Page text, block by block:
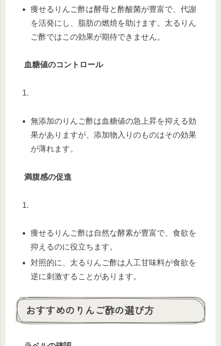
痩せるりんご酢は酵母と酢酸菌が豊富で、代謝
を活発にし、脂肪の燃焼を助けます。太るりん
ご酢ではこの効果が期待できません。
血糖値のコントロール
無添加のりんご酢は血糖値の急上昇を抑える効
果がありますが、添加物入りのものはその効果
が薄れます。
満腹感の促進
痩せるりんご酢は自然な酵素が豊富で、食欲を
抑えるのに役立ちます。
対照的に、太るりんご酢は人工甘味料が食欲を
逆に刺激することがあります。
おすすめのりんご酢の選び方